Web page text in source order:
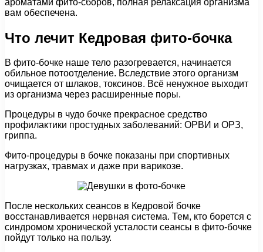
вам обеспечена.
Что лечит Кедровая фито-бочка
В фито-бочке наше тело разогревается, начинается
обильное потоотделение. Вследствие этого организм
очищается от шлаков, токсинов. Всё ненужное выходит
из организма через расширенные поры.
Процедуры в чудо бочке прекрасное средство
профилактики простудных заболеваний: ОРВИ и ОРЗ,
гриппа.
Фито-процедуры в бочке показаны при спортивных
нагрузках, травмах и даже при варикозе.
После нескольких сеансов в Кедровой бочке
восстанавливается нервная система. Тем, кто борется с
синдромом хронической усталости сеансы в фито-бочке
пойдут только на пользу.